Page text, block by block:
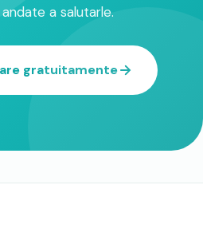
a salutarle.
gratuitamente